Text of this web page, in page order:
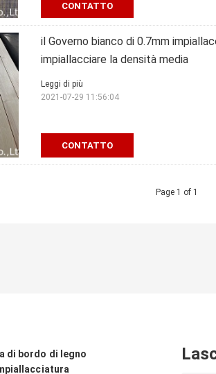
CONTATTO
il Governo bianco di 0.7mm
impiallacciare la densità media
CONTATTO
Leggi di più
2021-07-29 11:56:04
Page 1 of 1
di bordo di legno